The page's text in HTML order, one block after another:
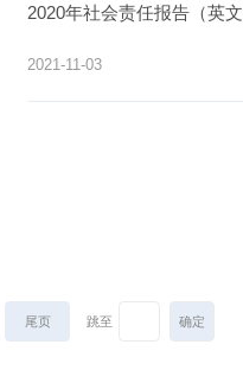
2020年社会责任报告（英
2021-11-03
尾页 跳至